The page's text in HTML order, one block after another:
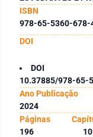
ISBN
978-65-5360-678-
DOI
DOI
10.37885/978-65-
Ano Publicação
2024
Páginas
196
10